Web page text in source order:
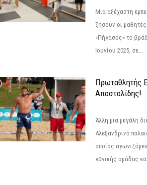
Μια αξέχαστη
ζήσουν οι
«Πήγασος» το
Ιουνίου 2025, σε...
Πρωταθλητής
Αποστολίδης!
Άλλη μια μεγάλη
Αλεξανδρινό
οποίος
εθνικής ομάδας